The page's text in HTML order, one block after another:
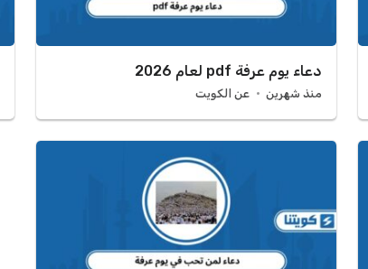
دعاء يوم عرفة pdf لعام 2026
منذ شهرين عن الكويت